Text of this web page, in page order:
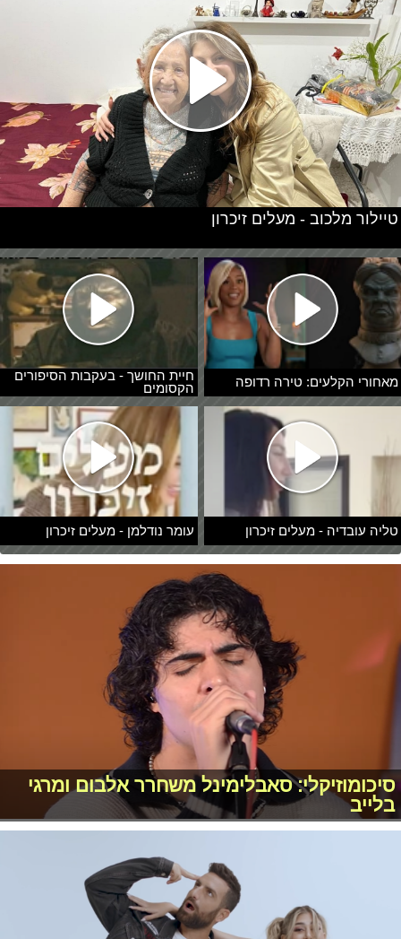
מאחורי הקלעים: טירה רדופה
חיית החושך - בעקבות הסיפורים
הקסומים
טליה עובדיה - מעלים זיכרון עומר נודלמן - מעלים זיכרון
טיילור מלכוב - מעלים זיכרון
סיכומוזיקלי: סאבלימינל משחרר אלבום ומרגי
בלייב